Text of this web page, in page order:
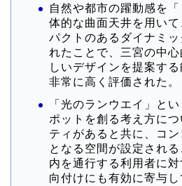
自然や都市の躍動感を
体的な曲面天井を用い
パクトのあるダイナミ
れたことで、三宮の中
しいデザインを提案す
非常に高く評価された。
「光のランウエイ」と
ポットを創る考え方に
ティがあると共に、コ
となる空間が設定され
内を通行する利用者に
向付けにも有効に寄与